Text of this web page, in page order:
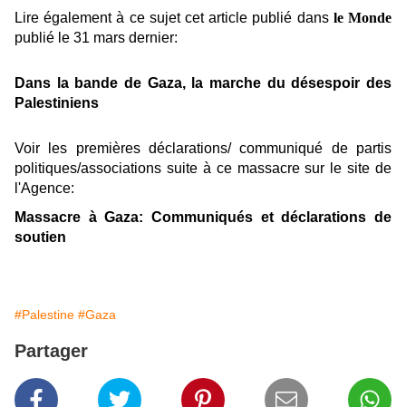
Lire également à ce sujet cet article publié dansle Monde
publié le 31 mars dernier:
Dans la bande de Gaza, la marche du désespoir des
Palestiniens
Voir les premières déclarations/ communiqué de partis
politiques/associations suite à ce massacre sur le site de
l'Agence:
Massacre à Gaza: Communiqués et déclarations de
soutien
#Palestine #Gaza
Partager